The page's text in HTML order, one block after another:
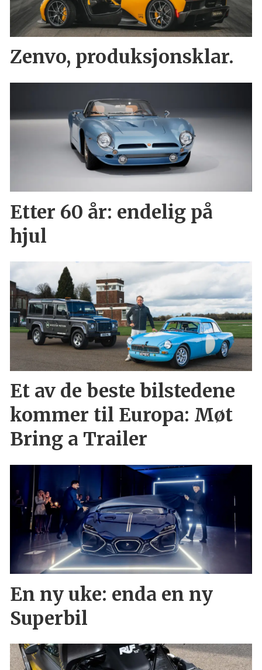
Zenvo, produksjonsklar.
Etter 60 år: endelig på
hjul
Et av de beste bilstedene
kommer til Europa: Møt
Bring a Trailer
En ny uke: enda en ny
Superbil